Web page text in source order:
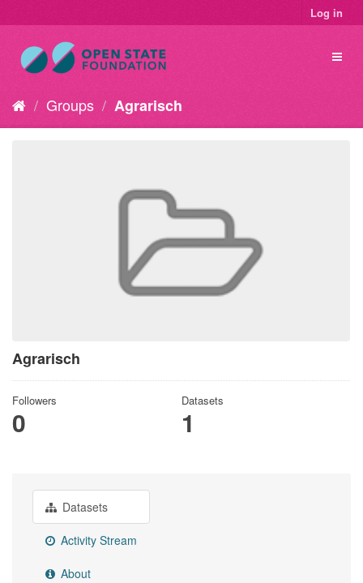
Log in
Groups Agrarisch
Agrarisch
Followers
0
Datasets
1
Datasets
Activity Stream
About